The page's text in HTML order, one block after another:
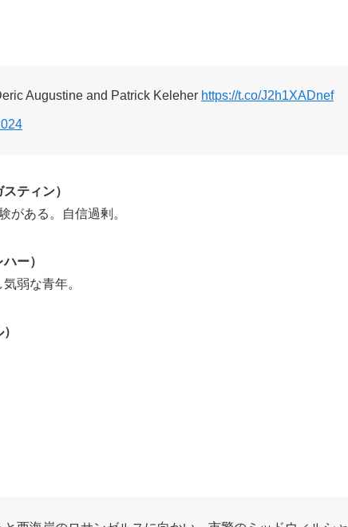
Augustine and Patrick Keleher https://t.co/J2h1XADnef
ティン）
がある。自信過剰。
ー）
弱な青年。